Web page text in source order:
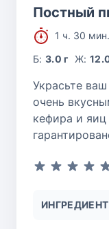
Постный
1 ч. 30 мин.
Б:3.0 г Ж:
Украсьте
очень
кефира и яиц